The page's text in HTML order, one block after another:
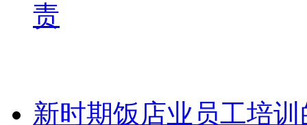
责
新时期饭店业员工培